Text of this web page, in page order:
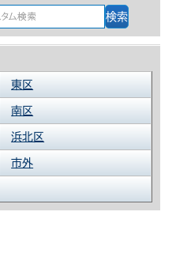
東区
南区
浜北区
市外